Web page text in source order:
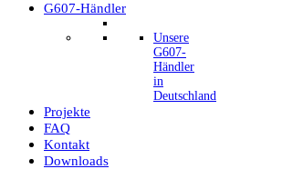
G607-Händler
Unsere
G607-
Händler
in
Deutschland
Projekte
FAQ
Kontakt
Downloads